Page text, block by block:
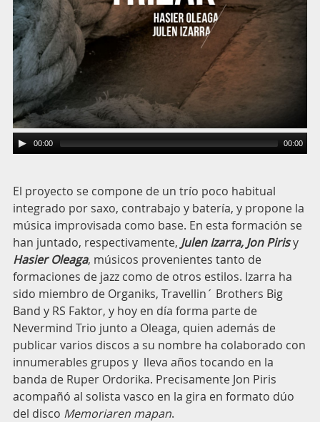
00:00 00:00
El proyecto se compone de un trío poco habitual
integrado por saxo, contrabajo y batería, y propone la
música improvisada como base. En esta formación se
han juntado, respectivamente, Julen Izarra, Jon Pirisy
Hasier Oleaga, músicos provenientes tanto de
formaciones de jazz como de otros estilos. Izarra ha
sido miembro de Organiks, Travellin´ Brothers Big
Band y RS Faktor, y hoy en día forma parte de
Nevermind Trio junto a Oleaga, quien además de
publicar varios discos a su nombre ha colaborado con
innumerables grupos y lleva años tocando en la
banda de Ruper Ordorika. Precisamente Jon Piris
acompañó al solista vasco en la gira en formato dúo
del disco Memoriaren mapan.